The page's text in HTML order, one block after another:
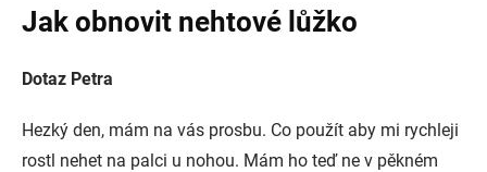
Jak obnovit nehtové lůžko
Dotaz Petra
Hezký den, mám na vás prosbu. Co použít aby mi rychleji
rostl nehet na palci u nohou. Mám ho teď ne v pěkném